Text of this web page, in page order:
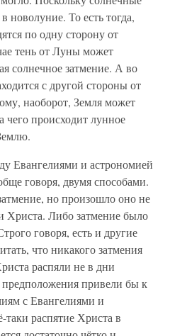
новолуние. То есть тогда,
по одну сторону от
тень от Луны может
солнечное затмение. А во
с другой стороны от
наоборот, Земля может
чего происходит лунное
Евангелиями и астрономией
говоря, двумя способами.
но произошло оно не
Христа. Либо затмение было
говоря, есть и другие
что никакого затмения
распяли не в дни
привели бы к
с Евангелиями и
распятие Христа в